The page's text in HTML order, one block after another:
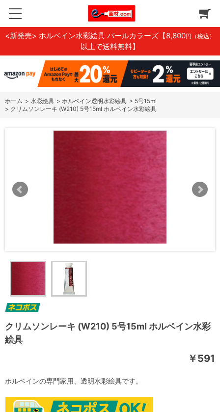
<新発売> ホルベイン水彩絵具 パールカラーズ 【8,800円（税込）
以上で送料無料】
ホーム > 水彩絵具 > ホルベイン透明水彩絵具 > 5号15ml
> クリムソンレーキ (W210) 5号15ml ホルベイン水彩絵具
クリムソンレーキ (W210) 5号15ml ホルベイン水彩
絵具
￥591
ホルベインの専門家用、透明水彩絵具です。